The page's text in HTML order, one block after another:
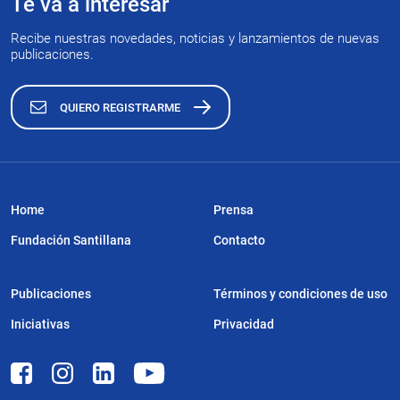
Recibe nuestras novedades, noticias y lanzamientos de nuevas
publicaciones.
QUIERO REGISTRARME
Home
Fundación Santillana
Publicaciones
Iniciativas
Prensa
Contacto
Términos y condiciones de uso
Privacidad